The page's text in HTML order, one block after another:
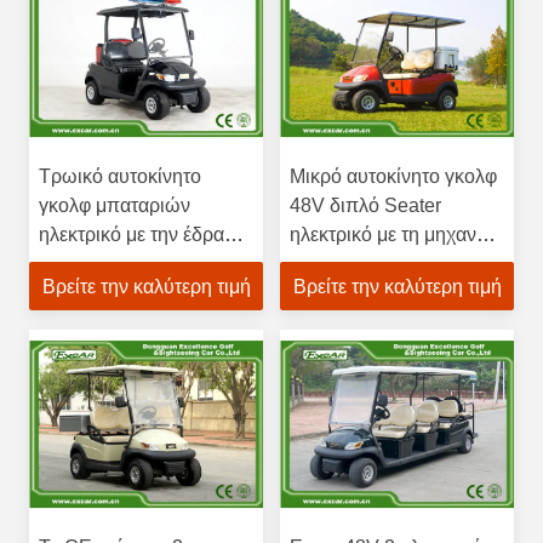
Τρωικό αυτοκίνητο
γκολφ μπαταριών
ηλεκτρικό με την έδρα
καναπέδων άνετη
Βρείτε την καλύτερη τιμή
Μικρό αυτοκίνητο γκολφ
48V διπλό Seater
ηλεκτρικό με τη μηχανή
εναλλασσόμενου
ρεύματος 3.7KM
Βρείτε την καλύτερη τιμή